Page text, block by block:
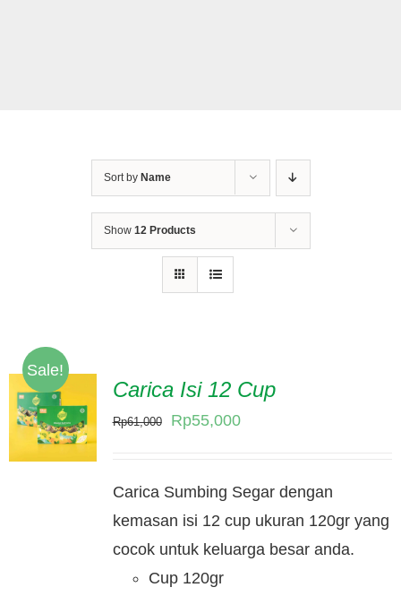
Sort by Name
Show 12 Products
Sale!
Carica Isi 12 Cup
Rp61,000
Original
Rp61,000.
Rp55,000Current
Rp55,000.
Carica Sumbing Segar dengan
kemasan isi 12 cup ukuran 120gr yang
cocok untuk keluarga besar anda.
Cup 120gr